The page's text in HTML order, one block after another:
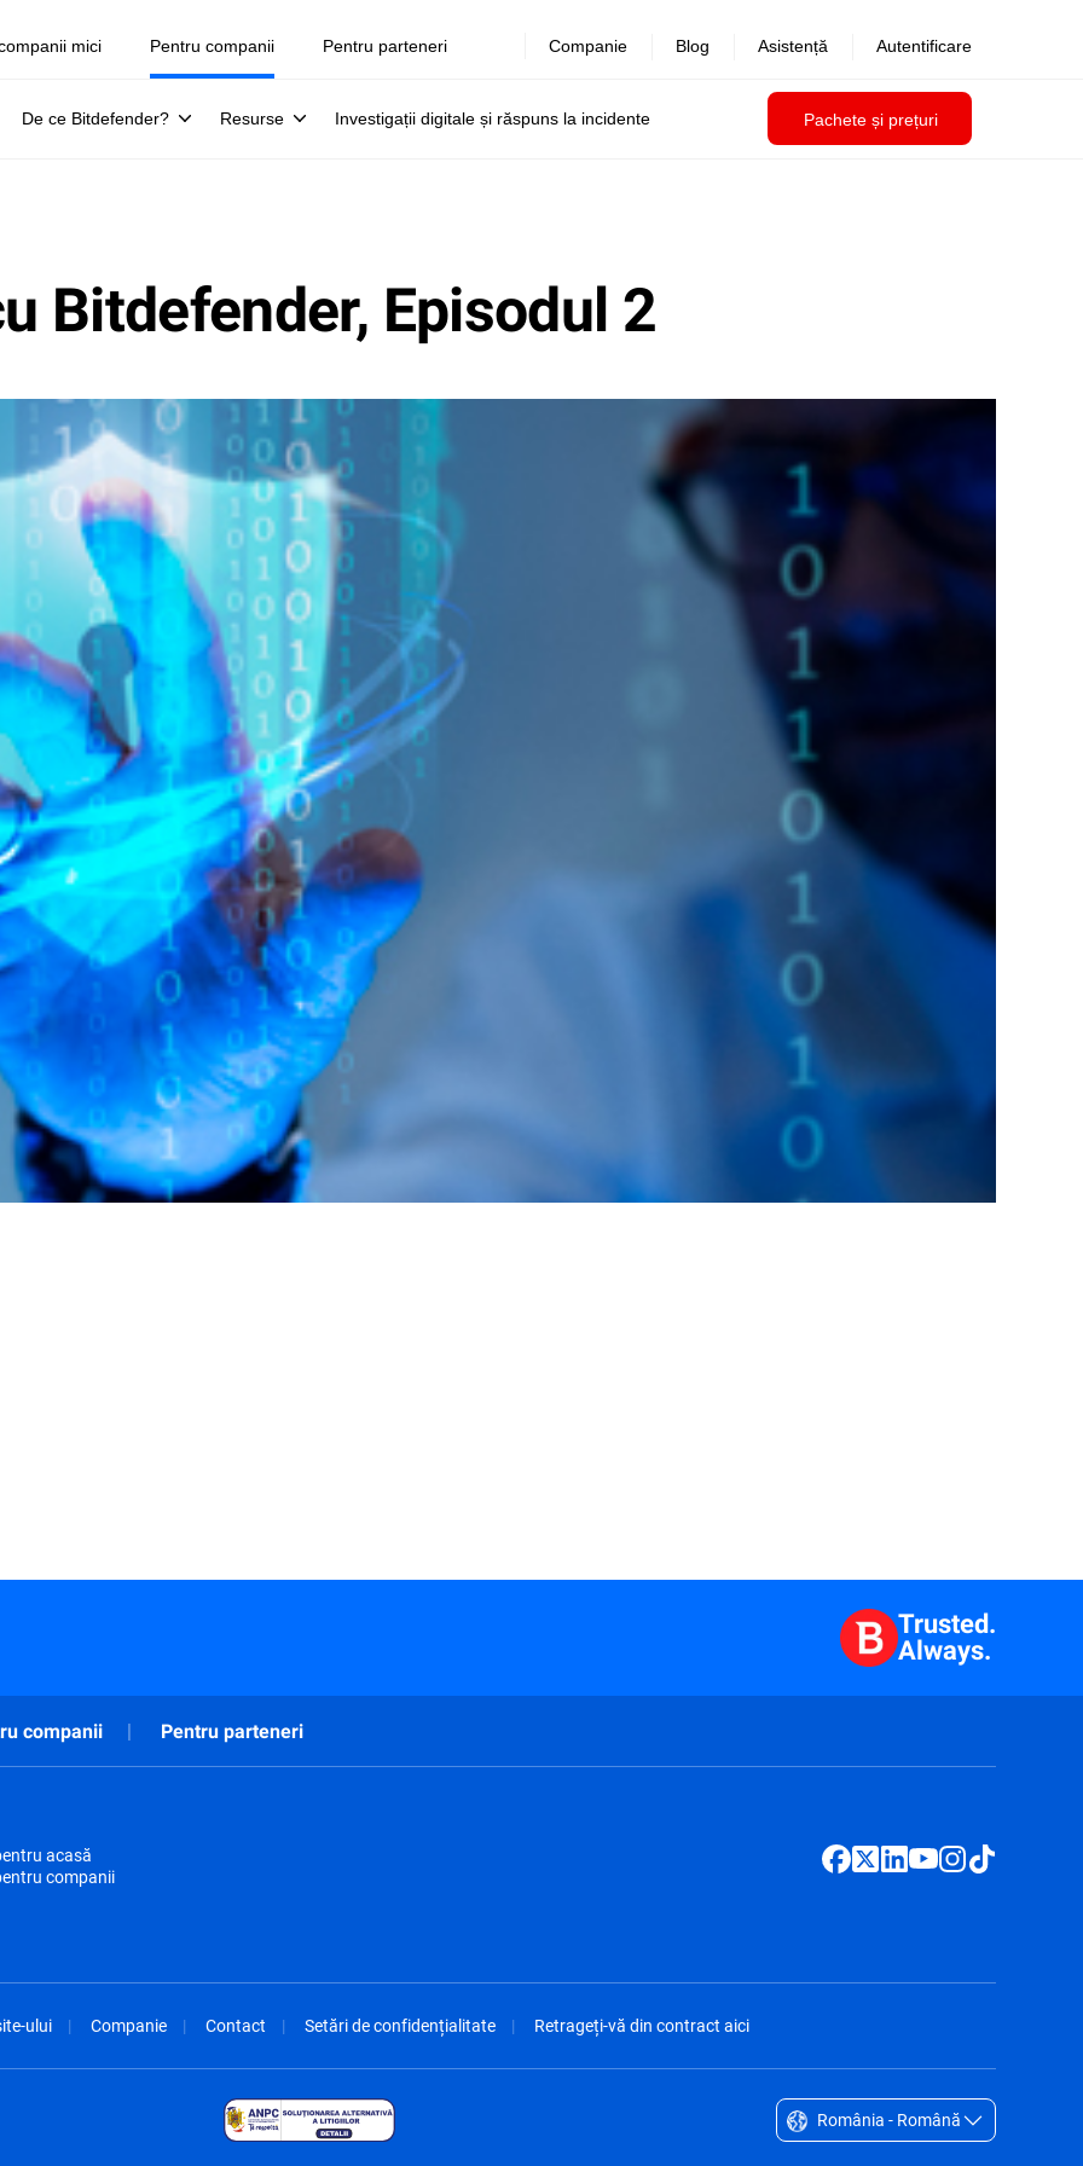
mici Pentru companii
De ce Bitdefender? Resurse Investigații digitale și răspuns la incidente Pachete și prețuri
Pentru parteneri Companie Blog Asistență Autentificare
Bitdefender, Episodul 2
Trusted.
Always.
companii Pentru parteneri
acasă
companii
ului Companie Contact Setări de confidențialitate Retrageți-vă din contract aici
România - Română